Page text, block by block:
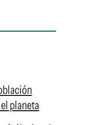
planeta